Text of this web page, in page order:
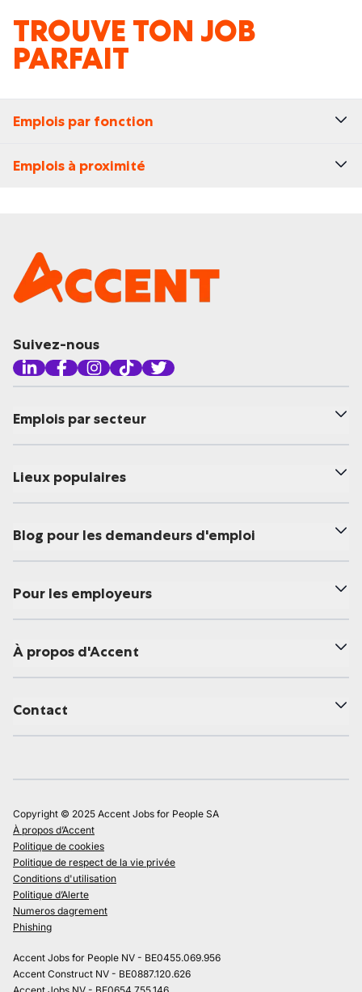
TROUVE TON JOB
PARFAIT
Emplois par fonction
Emplois à proximité
Suivez-nous
Emplois par secteur
Lieux populaires
Blog pour les demandeurs d'emploi
Pour les employeurs
À propos d'Accent
Contact
Copyright © 2025 Accent Jobs for People SA
À propos d’Accent
Politique de cookies
Politique de respect de la vie privée
Conditions d'utilisation
Politique d’Alerte
Numeros dagrement
Phishing
Accent Jobs for People NV - BE0455.069.956
Accent Construct NV - BE0887.120.626